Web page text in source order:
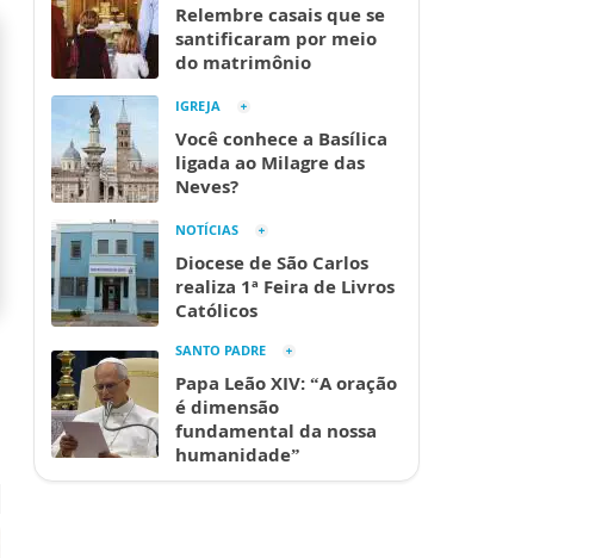
Relembre casais que se
santificaram por meio
do matrimônio
IGREJA
Você conhece a Basílica
ligada ao Milagre das
Neves?
NOTÍCIAS
Diocese de São Carlos
realiza 1ª Feira de Livros
Católicos
SANTO PADRE
Papa Leão XIV: “A oração
é dimensão
fundamental da nossa
humanidade”